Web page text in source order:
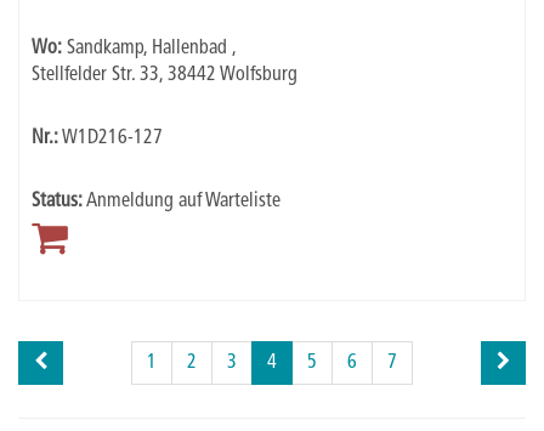
Wo: Sandkamp, Hallenbad ,
Stellfelder Str. 33, 38442 Wolfsburg
Nr.:W1D216-127
Status:Anmeldung auf Warteliste
Seite
Seiten
blättern
1 2 3 4 5 6 7